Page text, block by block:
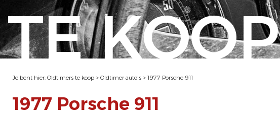
TE KOOP
Je bent hier: Oldtimers te koop > Oldtimer auto's > 1977 Porsche 911
1977 Porsche 911